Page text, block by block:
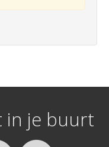
in je buurt